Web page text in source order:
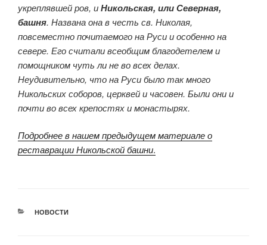
укреплявшей ров, иНикольская, или Северная,
башня. Названа она в честь св. Николая,
повсеместно почитаемого на Руси и особенно на
севере. Его считали всеобщим благодетелем и
помощником чуть ли не во всех делах.
Неудивительно, что на Руси было так много
Никольских соборов, церквей и часовен. Были они и
почти во всех крепостях и монастырях.
Подробнее в нашем предыдущем материале о
реставрации Никольской башни.
РУБРИКИ
НОВОСТИ